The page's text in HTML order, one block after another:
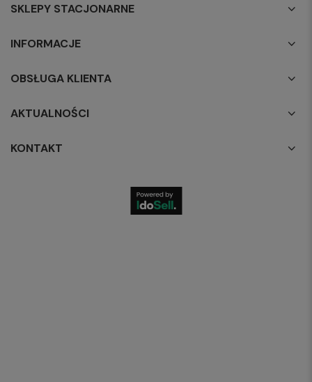
SKLEPY STACJONARNE
INFORMACJE
OBSŁUGA KLIENTA
AKTUALNOŚCI
KONTAKT